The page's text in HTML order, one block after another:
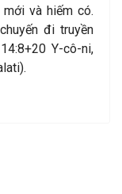
và hiếm có.
đi truyền
Y-cô-ni,